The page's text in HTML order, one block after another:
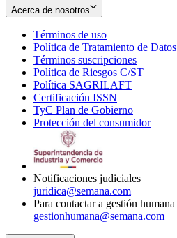
Acerca de nosotros
Términos de uso
in
new
window
Política de Tratamiento de Datos
Términos suscripciones
in
Política de Riesgos C/ST
Política SAGRILAFT
new
window
Certificación ISSN
in
new
TyC Plan de Gobierno
in
Protección del consumidorOpens
Notificaciones judiciales
juridica@semana.com
Para contactar a gestión humana
gestionhumana@semana.com